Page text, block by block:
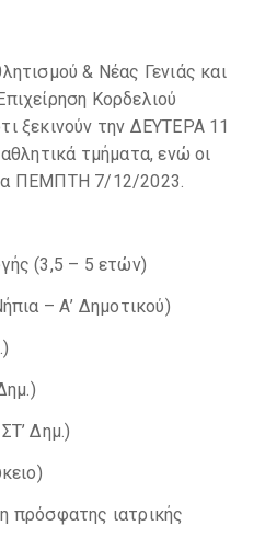
& Νέας Γενιάς και
Κορδελιού
ξεκινούν την ΔΕΥΤΕΡΑ 11
τμήματα, ενώ οι
ΠΕΜΠΤΗ 7/12/2023.
(3,5 – 5 ετών)
– Α’ Δημοτικού)
Δημ.)
πρόσφατης ιατρικής